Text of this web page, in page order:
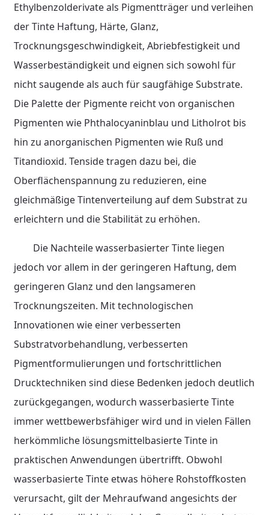
Ethylbenzolderivate als Pigmentträger und verleihen
der Tinte Haftung, Härte, Glanz,
Trocknungsgeschwindigkeit, Abriebfestigkeit und
Wasserbeständigkeit und eignen sich sowohl für
nicht saugende als auch für saugfähige Substrate.
Die Palette der Pigmente reicht von organischen
Pigmenten wie Phthalocyaninblau und Litholrot bis
hin zu anorganischen Pigmenten wie Ruß und
Titandioxid. Tenside tragen dazu bei, die
Oberflächenspannung zu reduzieren, eine
gleichmäßige Tintenverteilung auf dem Substrat zu
erleichtern und die Stabilität zu erhöhen.
Die Nachteile wasserbasierter Tinte liegen
jedoch vor allem in der geringeren Haftung, dem
geringeren Glanz und den langsameren
Trocknungszeiten. Mit technologischen
Innovationen wie einer verbesserten
Substratvorbehandlung, verbesserten
Pigmentformulierungen und fortschrittlichen
Drucktechniken sind diese Bedenken jedoch deutlich
zurückgegangen, wodurch wasserbasierte Tinte
immer wettbewerbsfähiger wird und in vielen Fällen
herkömmliche lösungsmittelbasierte Tinte in
praktischen Anwendungen übertrifft. Obwohl
wasserbasierte Tinte etwas höhere Rohstoffkosten
verursacht, gilt der Mehraufwand angesichts der